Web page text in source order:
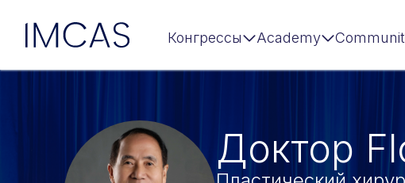
IMCAS Конгрессы Academy
Доктор